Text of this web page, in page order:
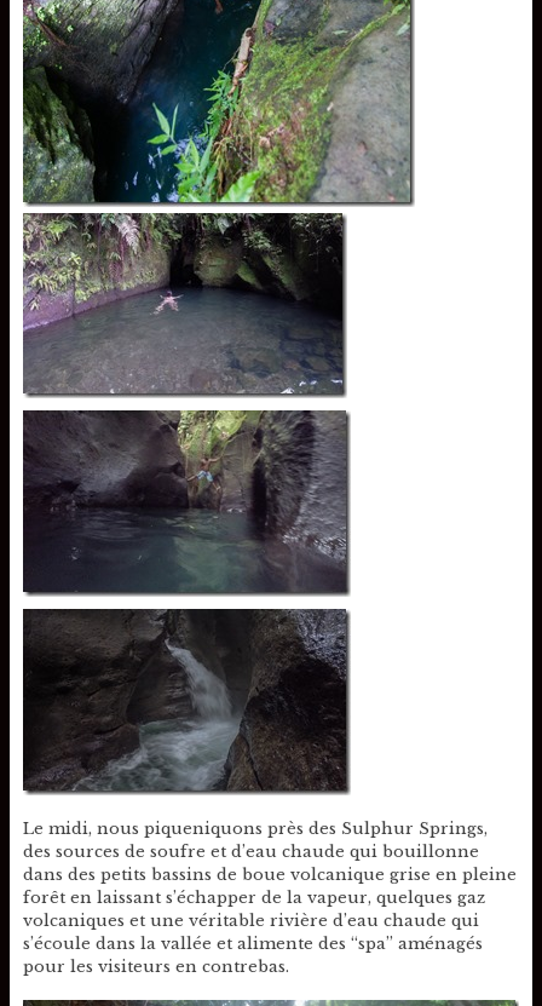
Le midi, nous piqueniquons près des Sulphur Springs,
des sources de soufre et d’eau chaude qui bouillonne
dans des petits bassins de boue volcanique grise en pleine
forêt en laissant s’échapper de la vapeur, quelques gaz
volcaniques et une véritable rivière d’eau chaude qui
s’écoule dans la vallée et alimente des “spa” aménagés
pour les visiteurs en contrebas.